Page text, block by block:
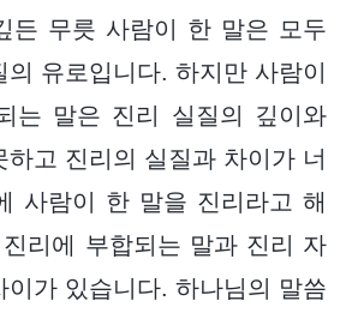
든 무릇 사람이 한 말은 모두
의 유로입니다. 하지만 사람이
는 말은 진리 실질의 깊이와
하고 진리의 실질과 차이가 너
사람이 한 말을 진리라고 해
리에 부합되는 말과 진리 자
이가 있습니다. 하나님의 말씀